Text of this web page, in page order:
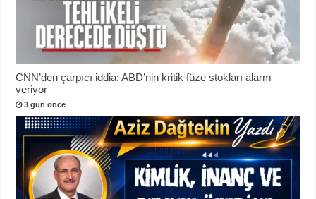
CNN’den çarpıcı iddia: ABD’nin kritik füze stokları alarm
veriyor
3 gün önce